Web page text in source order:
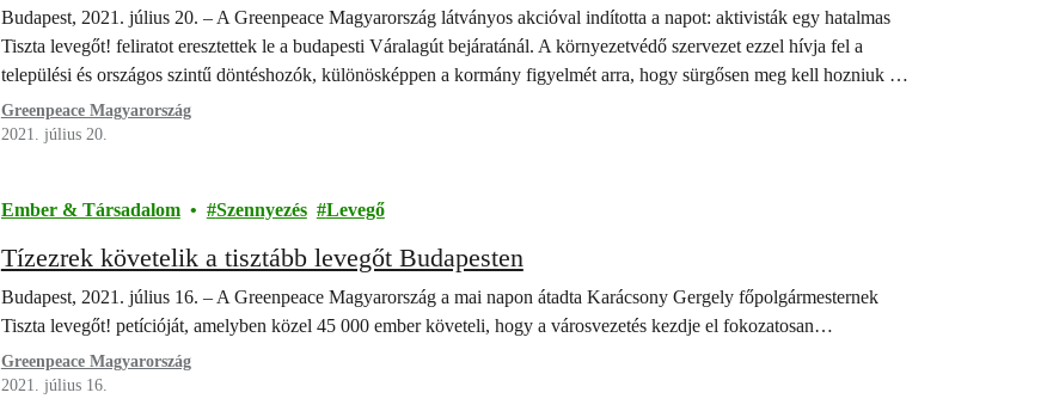
Budapest, 2021. július 20. – A Greenpeace Magyarország látványos akcióval indította a napot: aktivisták egy hatalmas
Tiszta levegőt! feliratot eresztettek le a budapesti Váralagút bejáratánál. A környezetvédő szervezet ezzel hívja fel a
települési és országos szintű döntéshozók, különösképpen a kormány figyelmét arra, hogy sürgősen meg kell hozniuk a
levegőtisztasági intézkedéseket.
Greenpeace Magyarország
2021. július 20.
Ember & Társadalom Szennyezés Levegő
Tízezrek követelik a tisztább levegőt Budapesten
Budapest, 2021. július 16. – A Greenpeace Magyarország a mai napon átadta Karácsony Gergely főpolgármesternek
Tiszta levegőt! petícióját, amelyben közel 45 000 ember követeli, hogy a városvezetés kezdje el fokozatosan…
Greenpeace Magyarország
2021. július 16.